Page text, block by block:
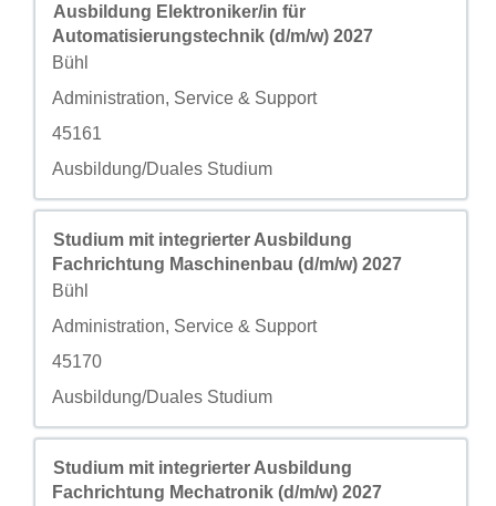
职务
Ausbildung Elektroniker/in für
Automatisierungstechnik (d/m/w) 2027
城市
Bühl
自定义字段 2
Administration, Service & Support
自定义字段 3
45161
自定义字段 4
Ausbildung/Duales Studium
使用空格键进行选择以查看职位信息的完整内容。
职务
Studium mit integrierter Ausbildung
Fachrichtung Maschinenbau (d/m/w) 2027
城市
Bühl
自定义字段 2
Administration, Service & Support
自定义字段 3
45170
自定义字段 4
Ausbildung/Duales Studium
使用空格键进行选择以查看职位信息的完整内容。
职务
Studium mit integrierter Ausbildung
Fachrichtung Mechatronik (d/m/w) 2027
使用空格键进行选择以查看职位信息的完整内容。